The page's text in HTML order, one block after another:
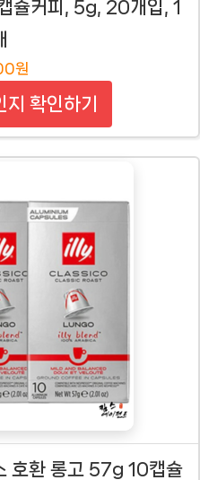
슐커피, 5g, 20개입, 1
원
확인하기
호환 롱고 57g 10캡슐